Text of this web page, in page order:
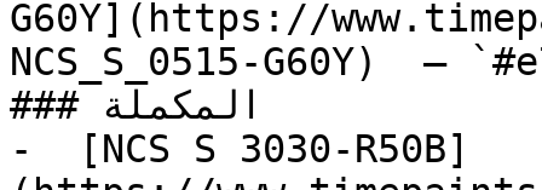
G60Y](https://
NCS_S_0515-G60Y)  —
### المكملة
-  [NCS S 3030-R50B]